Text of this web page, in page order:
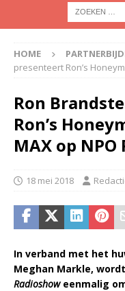
HOME
presenteert Ron’s
Ron
Ron’s
MAX op NPO
18 mei 2018
In verband met het
Meghan Markle,
Radioshoweenmalig